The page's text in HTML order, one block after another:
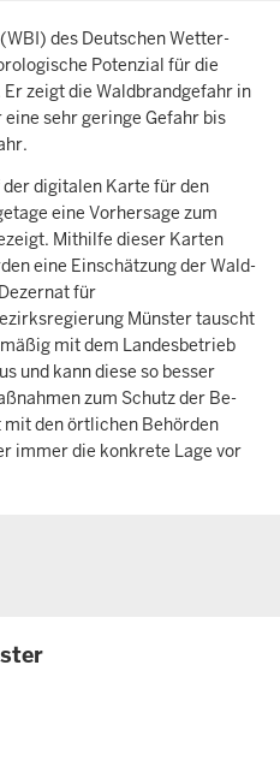
des Deutschen Wetter­
Potenzial für die
zeigt die Waldbrand­gefahr in
sehr geringe Gefahr bis
digitalen Karte für den
eine Vorhersage zum
Mithilfe dieser Karten
eine Einschätzung der Wald­­
für
Münster tauscht
mit dem Landes­betrieb
und kann diese so besser
zum Schutz der Be­
den örtlichen Behörden
immer die konkrete Lage vor